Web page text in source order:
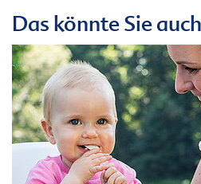
Das könnte Sie